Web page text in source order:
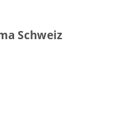
Schweiz